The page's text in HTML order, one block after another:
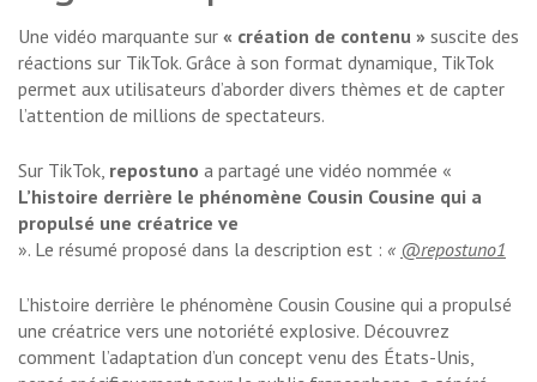
Une vidéo marquante sur « création de contenu » suscite des
réactions sur TikTok. Grâce à son format dynamique, TikTok
permet aux utilisateurs d’aborder divers thèmes et de capter
l’attention de millions de spectateurs.
Sur TikTok, repostuno a partagé une vidéo nommée «
L’histoire derrière le phénomène Cousin Cousine qui a
propulsé une créatrice ve
». Le résumé proposé dans la description est : « @repostuno1
L’histoire derrière le phénomène Cousin Cousine qui a propulsé
une créatrice vers une notoriété explosive. Découvrez
comment l’adaptation d’un concept venu des États-Unis,